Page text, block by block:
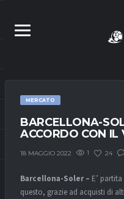
MERCATO
BARCELLONA-
ACCORDO CON IL
18 MAGGIO 2022 1 24
Barcellona-Soler – E’
questo, grazie ad acquisti di